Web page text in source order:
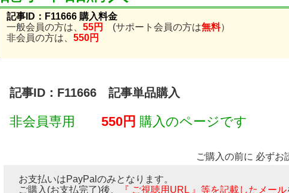
記事ID：F11666 購入料金
一般会員の方は、 55円 (サポート会員の方は無料）
非会員の方は、 550円
記事ID：F11666 記事単品購入
非会員専用 550円 購入のページです
ご購入の前に 必ずお
お支払いはPayPalのみとなります。
ご購入(お支払完了)後、
『 ご視聴用URL 』等を記載したメール